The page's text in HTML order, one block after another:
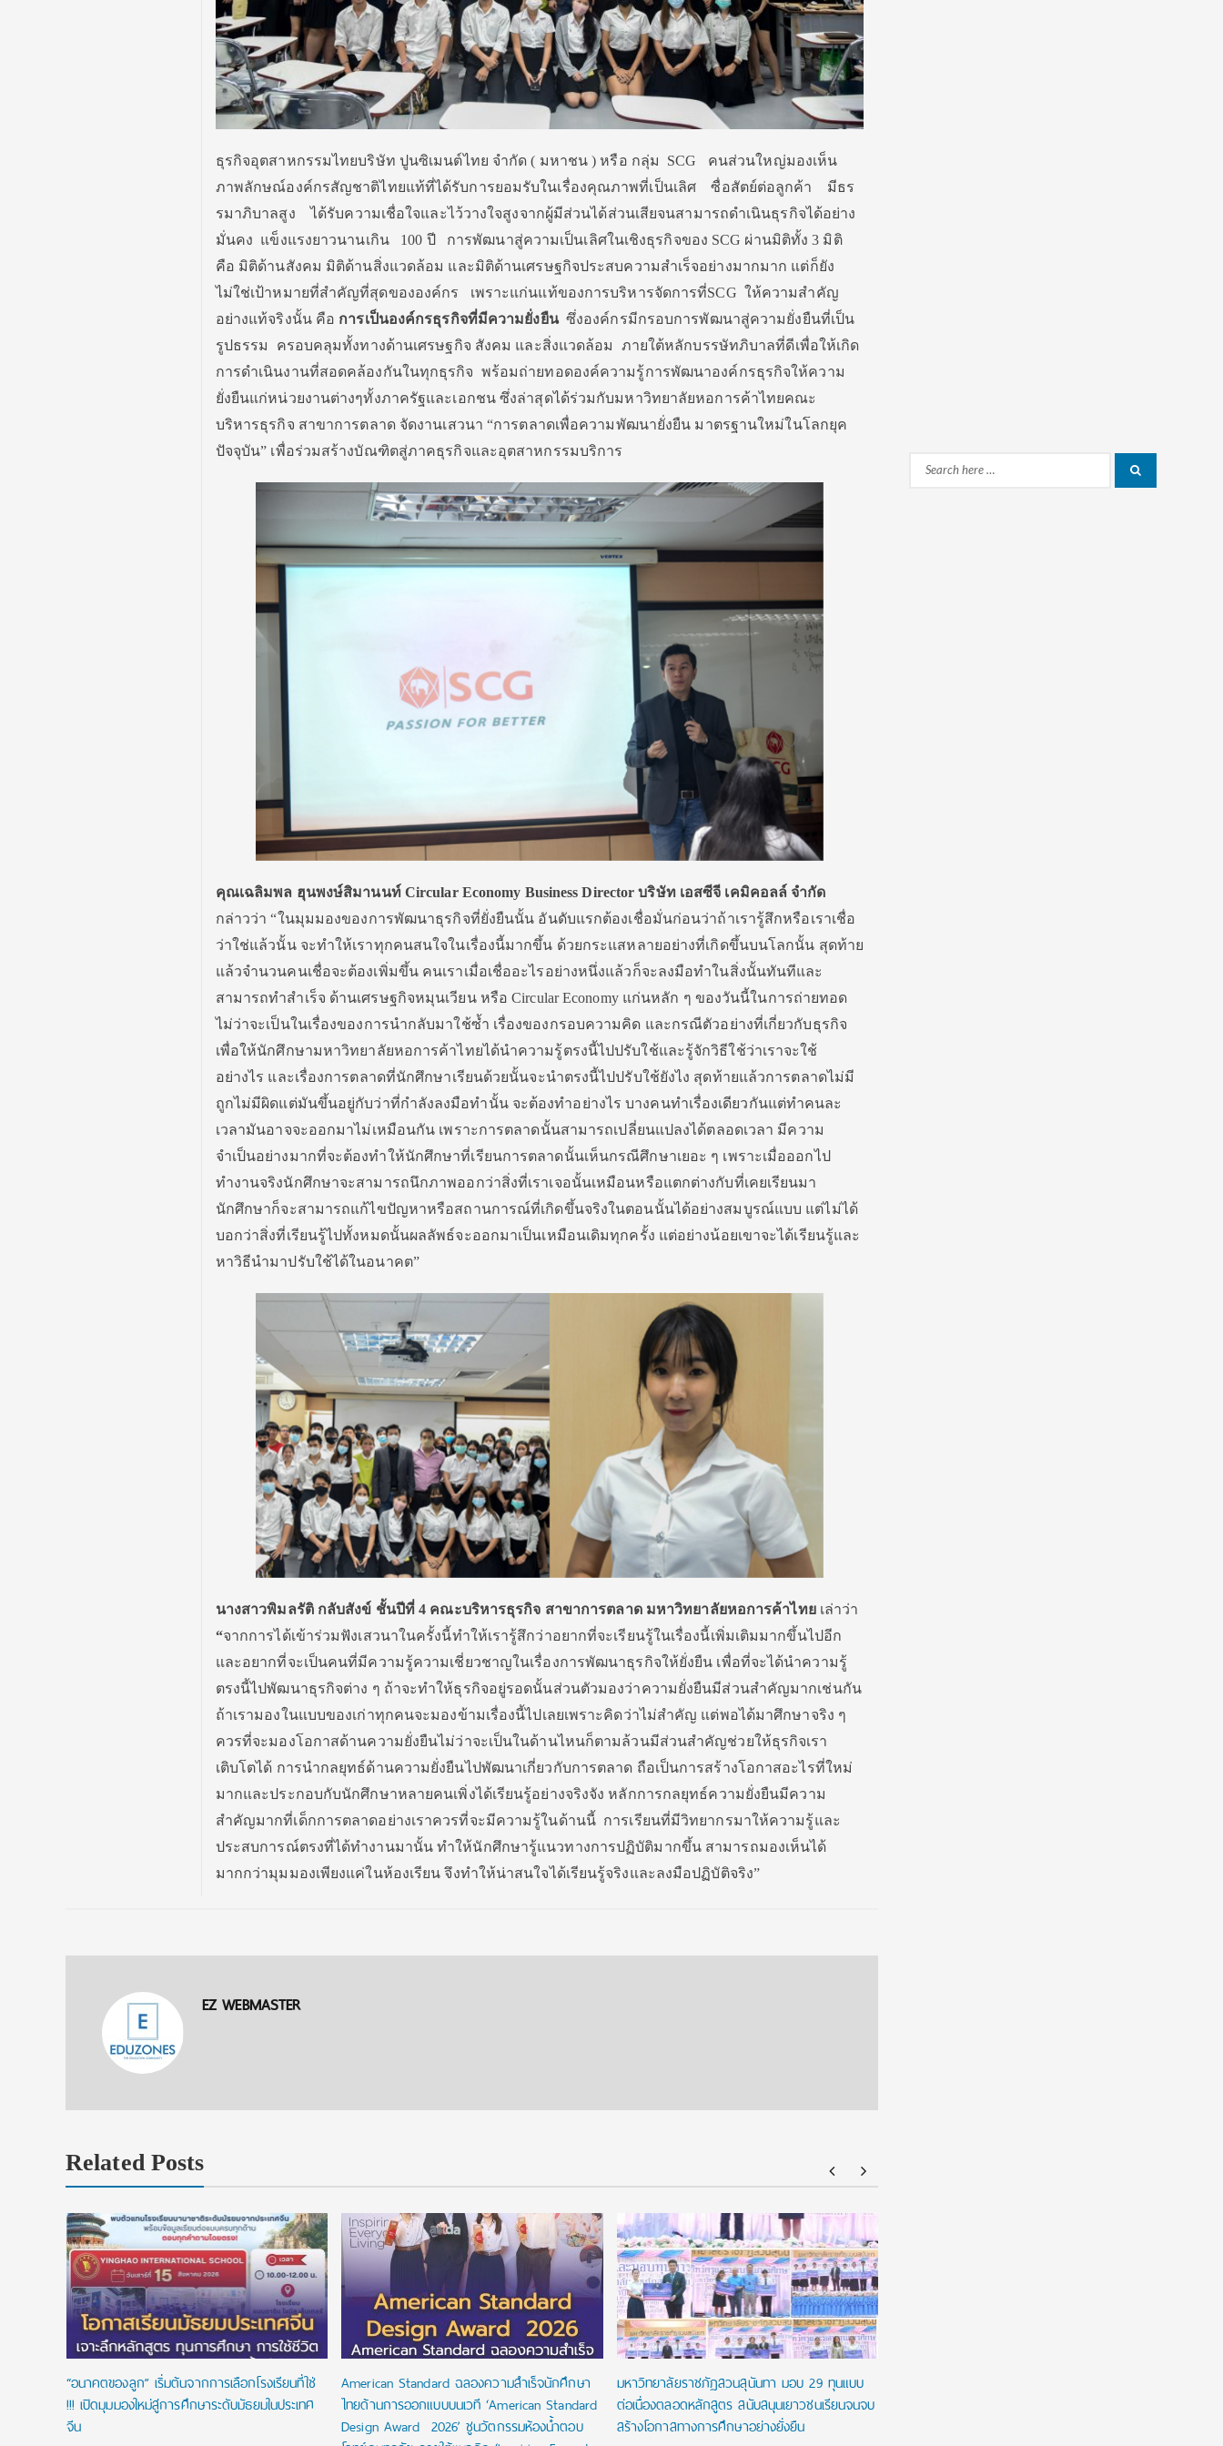
ธุรกิจอุตสาหกรรมไทยบริษัท ปูนซิเมนต์ไทย จำกัด ( มหาชน ) หรือ กลุ่ม SCG คนส่วนใหญ่มองเห็น
ภาพลักษณ์องค์กรสัญชาติไทยแท้ที่ได้รับการยอมรับในเรื่องคุณภาพที่เป็นเลิศ ซื่อสัตย์ต่อลูกค้า มีธร
รมาภิบาลสูง ได้รับความเชื่อใจและไว้วางใจสูงจากผู้มีส่วนได้ส่วนเสียจนสามารถดำเนินธุรกิจได้อย่าง
มั่นคง แข็งแรงยาวนานเกิน 100 ปี การพัฒนาสู่ความเป็นเลิศในเชิงธุรกิจของ SCG ผ่านมิติทั้ง 3 มิติ
คือ มิติด้านสังคม มิติด้านสิ่งแวดล้อม และมิติด้านเศรษฐกิจประสบความสำเร็จอย่างมากมาก แต่ก็ยัง
ไม่ใช่เป้าหมายที่สำคัญที่สุดขององค์กร เพราะแก่นแท้ของการบริหารจัดการที่SCG ให้ความสำคัญ
อย่างแท้จริงนั้น คือ การเป็นองค์กรธุรกิจที่มีความยั่งยืนซึ่งองค์กรมีกรอบการพัฒนาสู่ความยั่งยืนที่เป็น
รูปธรรม ครอบคลุมทั้งทางด้านเศรษฐกิจ สังคม และสิ่งแวดล้อม ภายใต้หลักบรรษัทภิบาลที่ดีเพื่อให้เกิด
การดำเนินงานที่สอดคล้องกันในทุกธุรกิจ พร้อมถ่ายทอดองค์ความรู้การพัฒนาองค์กรธุรกิจให้ความ
ยั่งยืนแก่หน่วยงานต่างๆทั้งภาครัฐและเอกชน ซึ่งล่าสุดได้ร่วมกับมหาวิทยาลัยหอการค้าไทยคณะ
บริหารธุรกิจ สาขาการตลาด จัดงานเสวนา “การตลาดเพื่อความพัฒนายั่งยืน มาตรฐานใหม่ในโลกยุค
ปัจจุบัน” เพื่อร่วมสร้างบัณฑิตสู่ภาคธุรกิจและอุตสาหกรรมบริการ
คุณเฉลิมพล ฮุนพงษ์สิมานนท์ Circular Economy Business Director บริษัท เอสซีจี เคมิคอลล์ จำกัด
กล่าวว่า “ในมุมมองของการพัฒนาธุรกิจที่ยั่งยืนนั้น อันดับแรกต้องเชื่อมั่นก่อนว่าถ้าเรารู้สึกหรือเราเชื่อ
ว่าใช่แล้วนั้น จะทำให้เราทุกคนสนใจในเรื่องนี้มากขึ้น ด้วยกระแสหลายอย่างที่เกิดขึ้นบนโลกนั้น สุดท้าย
แล้วจำนวนคนเชื่อจะต้องเพิ่มขึ้น คนเราเมื่อเชื่ออะไรอย่างหนึ่งแล้วก็จะลงมือทำในสิ่งนั้นทันทีและ
สามารถทำสำเร็จ ด้านเศรษฐกิจหมุนเวียน หรือ Circular Economy แก่นหลัก ๆ ของวันนี้ในการถ่ายทอด
ไม่ว่าจะเป็นในเรื่องของการนำกลับมาใช้ซ้ำ เรื่องของกรอบความคิด และกรณีตัวอย่างที่เกี่ยวกับธุรกิจ
เพื่อให้นักศึกษามหาวิทยาลัยหอการค้าไทยได้นำความรู้ตรงนี้ไปปรับใช้และรู้จักวิธีใช้ว่าเราจะใช้
อย่างไร และเรื่องการตลาดที่นักศึกษาเรียนด้วยนั้นจะนำตรงนี้ไปปรับใช้ยังไง สุดท้ายแล้วการตลาดไม่มี
ถูกไม่มีผิดแต่มันขึ้นอยู่กับว่าที่กำลังลงมือทำนั้น จะต้องทำอย่างไร บางคนทำเรื่องเดียวกันแต่ทำคนละ
เวลามันอาจจะออกมาไม่เหมือนกัน เพราะการตลาดนั้นสามารถเปลี่ยนแปลงได้ตลอดเวลา มีความ
จำเป็นอย่างมากที่จะต้องทำให้นักศึกษาที่เรียนการตลาดนั้นเห็นกรณีศึกษาเยอะ ๆ เพราะเมื่อออกไป
ทำงานจริงนักศึกษาจะสามารถนึกภาพออกว่าสิ่งที่เราเจอนั้นเหมือนหรือแตกต่างกับที่เคยเรียนมา
นักศึกษาก็จะสามารถแก้ไขปัญหาหรือสถานการณ์ที่เกิดขึ้นจริงในตอนนั้นได้อย่างสมบูรณ์แบบ แต่ไม่ได้
บอกว่าสิ่งที่เรียนรู้ไปทั้งหมดนั้นผลลัพธ์จะออกมาเป็นเหมือนเดิมทุกครั้ง แต่อย่างน้อยเขาจะได้เรียนรู้และ
หาวิธีนำมาปรับใช้ได้ในอนาคต”
นางสาวพิมลรัติ กลับสังข์ ชั้นปีที่ 4 คณะบริหารธุรกิจ สาขาการตลาด มหาวิทยาลัยหอการค้าไทย เล่าว่า
“จากการได้เข้าร่วมฟังเสวนาในครั้งนี้ทำให้เรารู้สึกว่าอยากที่จะเรียนรู้ในเรื่องนี้เพิ่มเติมมากขึ้นไปอีก
และอยากที่จะเป็นคนที่มีความรู้ความเชี่ยวชาญในเรื่องการพัฒนาธุรกิจให้ยั่งยืน เพื่อที่จะได้นำความรู้
ตรงนี้ไปพัฒนาธุรกิจต่าง ๆ ถ้าจะทำให้ธุรกิจอยู่รอดนั้นส่วนตัวมองว่าความยั่งยืนมีส่วนสำคัญมากเช่นกัน
ถ้าเรามองในแบบของเก่าทุกคนจะมองข้ามเรื่องนี้ไปเลยเพราะคิดว่าไม่สำคัญ แต่พอได้มาศึกษาจริง ๆ
ควรที่จะมองโอกาสด้านความยั่งยืนไม่ว่าจะเป็นในด้านไหนก็ตามล้วนมีส่วนสำคัญช่วยให้ธุรกิจเรา
เติบโตได้ การนำกลยุทธ์ด้านความยั่งยืนไปพัฒนาเกี่ยวกับการตลาด ถือเป็นการสร้างโอกาสอะไรที่ใหม่
มากและประกอบกับนักศึกษาหลายคนเพิ่งได้เรียนรู้อย่างจริงจัง หลักการกลยุทธ์ความยั่งยืนมีความ
สำคัญมากที่เด็กการตลาดอย่างเราควรที่จะมีความรู้ในด้านนี้ การเรียนที่มีวิทยากรมาให้ความรู้และ
ประสบการณ์ตรงที่ได้ทำงานมานั้น ทำให้นักศึกษารู้แนวทางการปฏิบัติมากขึ้น สามารถมองเห็นได้
มากกว่ามุมมองเพียงแค่ในห้องเรียน จึงทำให้น่าสนใจได้เรียนรู้จริงและลงมือปฏิบัติจริง”
EZ WEBMASTER
Related Posts
“อนาคตของลูก” เริ่มต้นจากการเลือกโรงเรียนที่ใช่
!!! เปิดมุมมองใหม่สู่การศึกษาระดับมัธยมในประเทศ
จีน
American Standard ฉลองความสำเร็จนักศึกษา
ไทยด้านการออกแบบบนเวที ‘American Standard
Design Award 2026’ ชูนวัตกรรมห้องน้ำตอบ
มหาวิทยาลัยราชภัฏสวนสุนันทา มอบ 29 ทุนแบบ
ต่อเนื่องตลอดหลักสูตร สนับสนุนเยาวชนเรียนจนจบ
สร้างโอกาสทางการศึกษาอย่างยั่งยืน
Search